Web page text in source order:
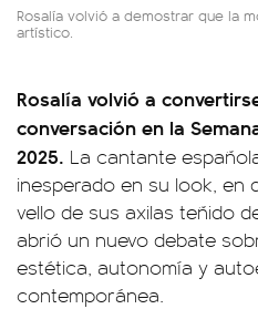
Rosalía volvió a demostrar que la
artístico.
Rosalía volvió a
conversación en la
2025. La cantante
inesperado en su look, en
vello de sus axilas teñido
abrió un nuevo debate
estética, autonomía y
contemporánea.